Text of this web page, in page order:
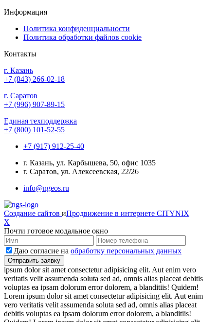
Информация
Политика конфиденциальности
Политика обработки файлов cookie
Контакты
г. Казань
+7 (843) 266-02-18
г. Саратов
+7 (996) 907-89-15
Единая техподдержка
+7 (800) 101-52-55
+7 (917) 912-25-40
г. Казань, ул. Карбышева, 50, офис 1035
г. Саратов, ул. Алексеевская, 22/26
info@ngeos.ru
Создание сайтов иПродвижение в интернете CITYNIX
X
Почти готовое модальное окно
Даю согласие на обработку персональных данных
ipsum dolor sit amet consectetur adipisicing elit. Aut enim vero
veritatis velit assumenda soluta sed ad, omnis alias placeat debitis
voluptas ea ipsam dolorum error dolorem, a blanditiis! Quidem!
Lorem ipsum dolor sit amet consectetur adipisicing elit. Aut enim
vero veritatis velit assumenda soluta sed ad, omnis alias placeat
debitis voluptas ea ipsam dolorum error dolorem, a blanditiis!